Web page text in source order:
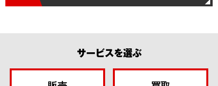
サービスを選ぶ